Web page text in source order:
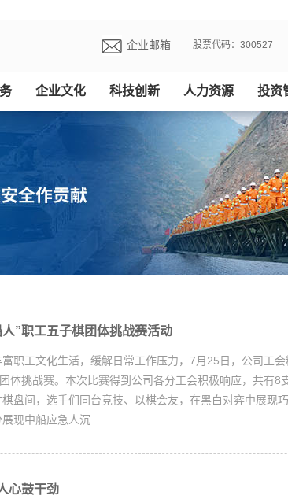
企业邮箱 股票代码：300527
企业文化 科技创新 人力资源 投资
”职工五子棋团体挑战赛活动
职工文化生活，缓解日常工作压力，7月25日，公司工
体挑战赛。本次比赛得到公司各分工会积极响应，共有8
盘间，选手们同台竞技、以棋会友，在黑白对弈中展现
现中船应急人沉...
心鼓干劲